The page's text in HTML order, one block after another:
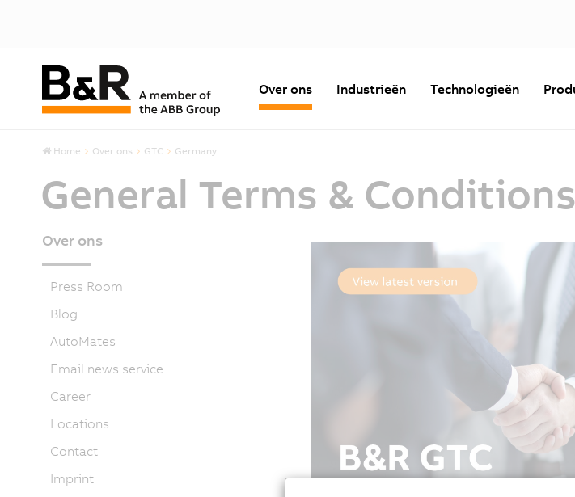
Over ons Industrieën Technologieën
Home Over ons GTC Germany
General Terms &
Over ons
Press Room
Blog
AutoMates
Email news service
Career
Locations
Contact
Imprint